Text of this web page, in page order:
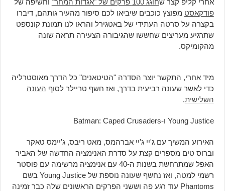
אחרי קליפ קצר שחוגג 100 פרקים של "אגדות המחר"
וחשיפה של
פודקאסטמפוצץ כוכבים שיביאו לכם סיפור מהעיר גותהם, דיברו
בקצרה על סרטה העתידי של באטגירל והראו לנו תמונת קונספט
שתרגיע מעריצים שחששו שהגיבורה הצעירה תראה שונה
מהקומיקס.
מיד אחרי, התקשר יוצר הסדרה "הטיטאנים" כל הדרך מאוסטרליה
כדי לאשר שעונה רביעית בדרך, ואז חשף טריילר לסוף העונה
השלישית.
Young Justice ו-Batman: Caped Crusaders
האירוע המשיך עם ג'יי ג'יי אברהמס, מאט ריבס, ג'יימס טאקר
וברוס טים מספרים קצת על סדרת האנימציה החדשה של האביר
האפל שמתרחשת בשנות ה-40 עם אנימציה מרשימה עם פוסטר
רשמי למטה, ואז נחשף שעונה נוספת של Young Justice בשם
Phantoms עוד רגע פה וששני הפרקים הראשונים שלה כבר זמינה